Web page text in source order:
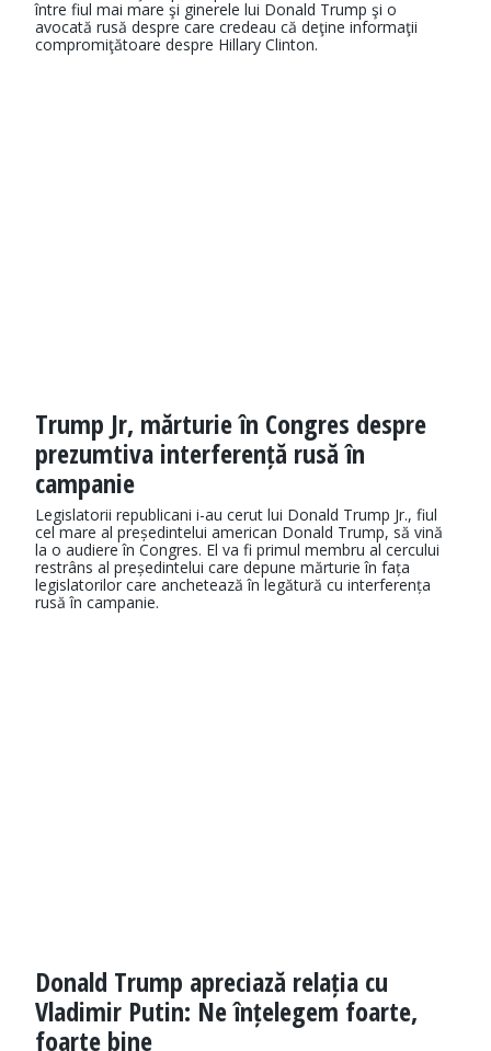
între fiul mai mare şi ginerele lui Donald Trump şi o
avocată rusă despre care credeau că deţine informaţii
compromiţătoare despre Hillary Clinton.
Trump Jr, mărturie în Congres despre
prezumtiva interferență rusă în
campanie
Legislatorii republicani i-au cerut lui Donald Trump Jr., fiul
cel mare al președintelui american Donald Trump, să vină
la o audiere în Congres. El va fi primul membru al cercului
restrâns al președintelui care depune mărturie în fața
legislatorilor care anchetează în legătură cu interferența
rusă în campanie.
Donald Trump apreciază relația cu
Vladimir Putin: Ne înțelegem foarte,
foarte bine